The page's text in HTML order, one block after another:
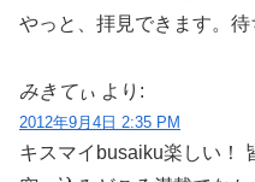
やっと、拝見できます。待
みきてぃ より:
2012年9月4日 2:35 PM
キスマイbusaiku楽しい！